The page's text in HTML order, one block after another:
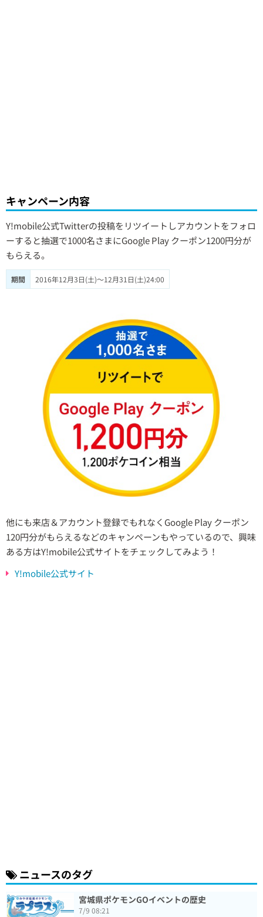
キャンペーン内容
Y!mobile公式Twitterの投稿をリツイートしアカウントをフォロ
ーすると抽選で1000名さまにGoogle Play クーポン1200円分が
もらえる。
期間 2016年12月3日(土)〜12月31日(土)24:00
他にも来店＆アカウント登録でもれなくGoogle Play クーポン
120円分がもらえるなどのキャンペーンもやっているので、興味
ある方はY!mobile公式サイトをチェックしてみよう！
Y!mobile公式サイト
ニュースのタグ
宮城県ポケモンGOイベントの歴史
7/9 08:21